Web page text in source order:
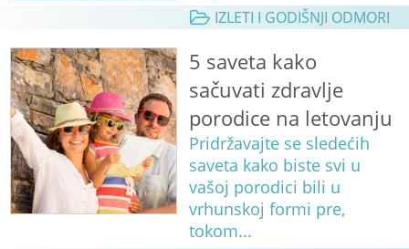
IZLETI I GODIŠNJI ODMORI
5 saveta kako
sačuvati zdravlje
porodice na letovanju
Pridržavajte se sledećih
saveta kako biste svi u
vašoj porodici bili u
vrhunskoj formi pre,
tokom...